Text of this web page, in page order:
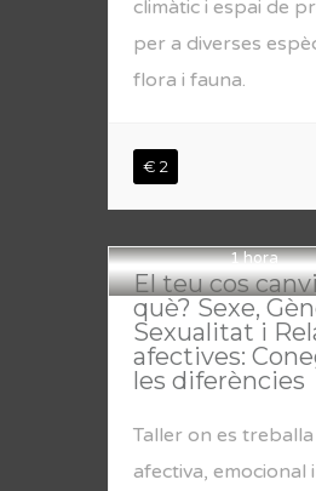
climàtic i espai de
per a diverses
flora i fauna.
€ 2
1 hora
El teu cos
què? Sexe,
Sexualitat i
afectives:
les diferències
Taller on es
afectiva, emocional